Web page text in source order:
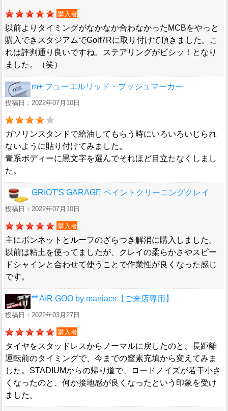
購入者
以前よりタイミングがなかなか合わなかったMCBをやっと
購入できスタジアムでGolf7Rに取り付けて頂きました。こ
れは評判通り良いですね。ステアリングがビシッ！となり
ました。（笑）
m+ フューエルリッド・プッシュマーカー
投稿日：2022年07月10日
ガソリンスタンドで給油してもらう時にいろいろいじられ
ないように貼り付けてみました。
青系ボディーに黒文字を選んでそれほど目立たなくしまし
た。
GRIOT'S GARAGE ペイントクリーニングクレイ
投稿日：2022年07月10日
購入者
主にボンネットとルーフのざらつき解消に購入しました。
以前は粘土を使ってましたが、クレイの柔らかさやスピー
ドシャインと合わせて使うことで作業性が良くなった感じ
です。
** AIR GOO by maniacs【ご来店専用】
投稿日：2022年03月27日
購入者
タイヤをスタッドレスからノーマルに戻したのと、長距離
運転前のタイミングで、今までの窒素充填から変えてみま
した。STADIUMからの帰り道で、ロードノイズが若干小さ
くなったのと、何か接地感が良くなったという印象を受け
ました。